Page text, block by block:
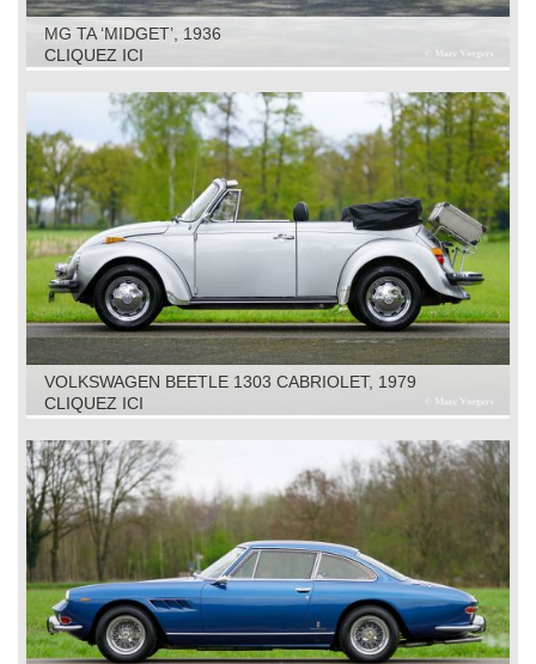
MG TA ‘MIDGET’, 1936
CLIQUEZ ICI
VOLKSWAGEN BEETLE 1303 CABRIOLET, 1979
CLIQUEZ ICI